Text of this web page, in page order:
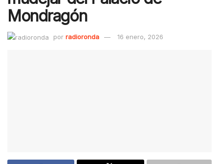
Mondragón
por radioronda 16 enero, 2026